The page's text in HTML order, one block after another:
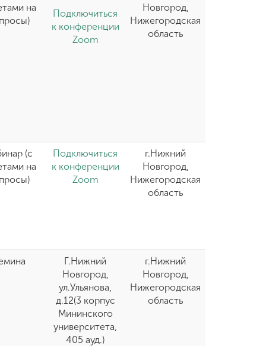
на
Подключиться
к конференции
Zoom
Новгород,
Нижегородская
область
(с
на
Подключиться
к конференции
Zoom
г.Нижний
Новгород,
Нижегородская
область
Г.Нижний
Новгород,
ул.Ульянова,
д.12(3 корпус
Мининского
университета,
405 ауд.)
г.Нижний
Новгород,
Нижегородская
область